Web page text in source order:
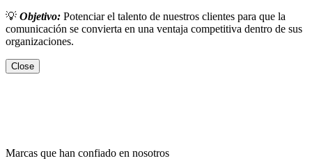
💡 Objetivo: Potenciar el talento de nuestros clientes para que la
comunicación se convierta en una ventaja competitiva dentro de sus
organizaciones.
Close
Marcas que han confiado en nosotros